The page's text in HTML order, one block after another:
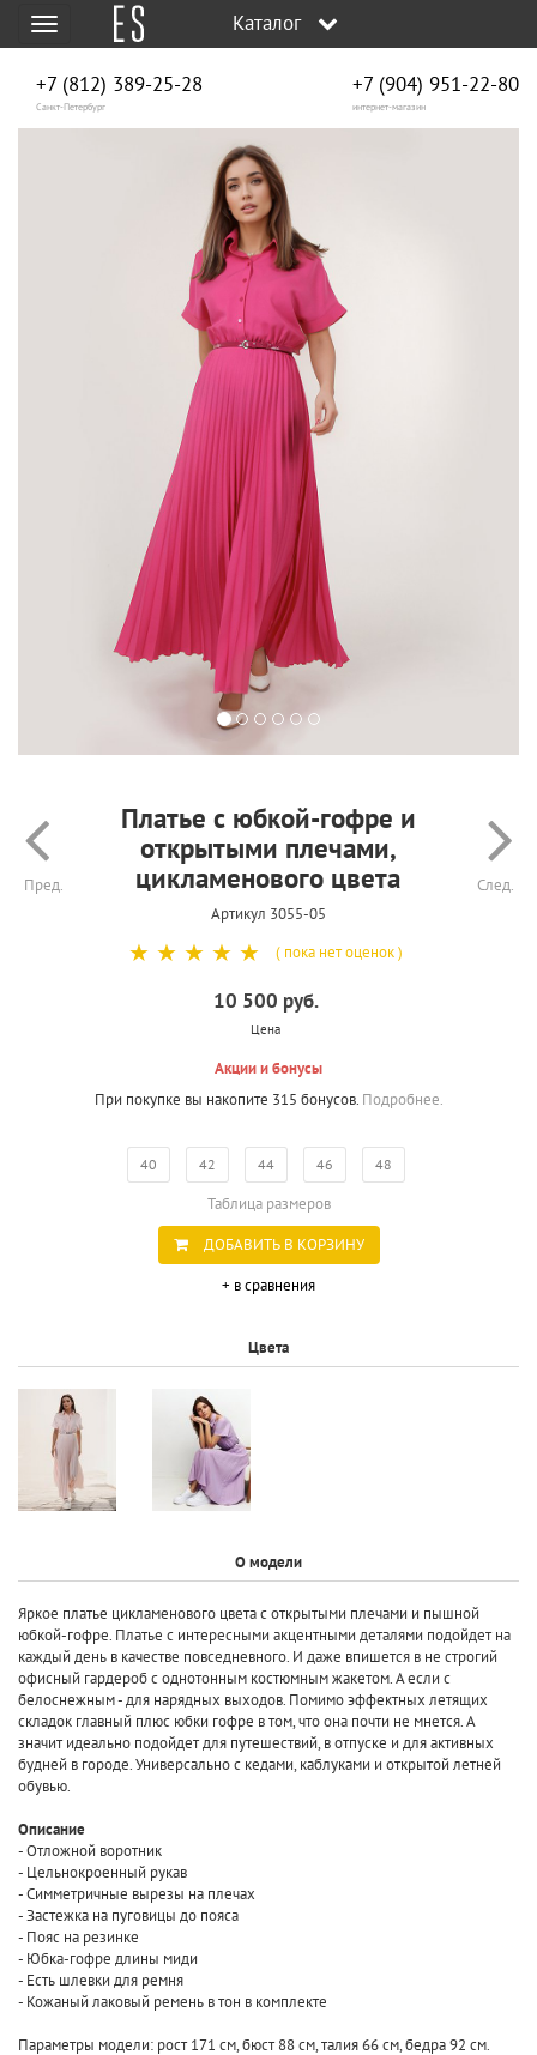
Меню Каталог
+7 (812) 389-25-28
Санкт-Петербург
+7 (904) 951‑22‑80
интернет-магазин
Пред.
Платье с юбкой-гофре и
открытыми плечами,
цикламенового цвета
Артикул 3055-05
След.
☆
☆
☆
☆
☆ ( пока нет оценок )
10 500 руб.
Цена
Акции и бонусы
При покупке вы накопите 315 бонусов. Подробнее.
40 42 44 46 48
Таблица размеров
ДОБАВИТЬ В КОРЗИНУ
+ в сравнения
Цвета
О модели
Яркое платье цикламенового цвета с открытыми плечами и пышной
юбкой-гофре. Платье с интересными акцентными деталями подойдет на
каждый день в качестве повседневного. И даже впишется в не строгий
офисный гардероб с однотонным костюмным жакетом. А если с
белоснежным - для нарядных выходов. Помимо эффектных летящих
складок главный плюс юбки гофре в том, что она почти не мнется. А
значит идеально подойдет для путешествий, в отпуске и для активных
будней в городе. Универсально с кедами, каблуками и открытой летней
обувью.
Описание
- Отложной воротник
- Цельнокроенный рукав
- Симметричные вырезы на плечах
- Застежка на пуговицы до пояса
- Пояс на резинке
- Юбка-гофре длины миди
- Есть шлевки для ремня
- Кожаный лаковый ремень в тон в комплекте
Параметры модели: рост 171 см, бюст 88 см, талия 66 см, бедра 92 см.